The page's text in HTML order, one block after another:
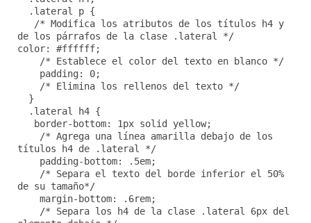
.lateral p {
/* Modifica los atributos de los títulos h4 y
de los párrafos de la clase .lateral */
color: #ffffff;
/* Establece el color del texto en blanco */
padding: 0;
/* Elimina los rellenos del texto */
}
.lateral h4 {
border-bottom: 1px solid yellow;
/* Agrega una línea amarilla debajo de los
títulos h4 de .lateral */
padding-bottom: .5em;
/* Separa el texto del borde inferior el 50%
de su tamaño*/
margin-bottom: .6rem;
/* Separa los h4 de la clase .lateral 6px del